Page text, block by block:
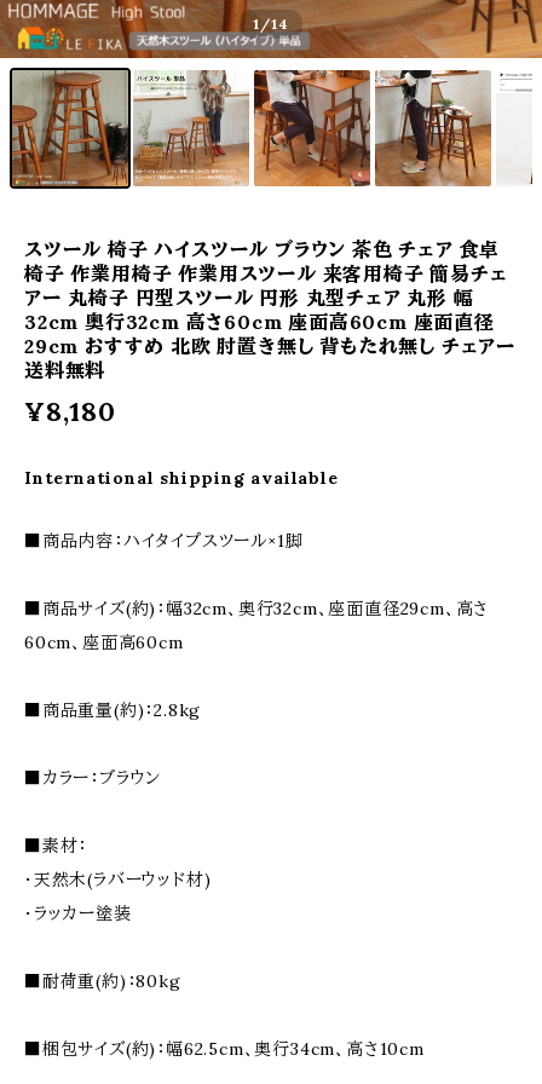
1/14
スツール 椅子 ハイスツール ブラウン 茶色 チェア 食卓
椅子 作業用椅子 作業用スツール 来客用椅子 簡易チェ
アー 丸椅子 円型スツール 円形 丸型チェア 丸形 幅
32cm 奥行32cm 高さ60cm 座面高60cm 座面直径
29cm おすすめ 北欧 肘置き無し 背もたれ無し チェアー
送料無料
¥8,180
International shipping available
■商品内容：ハイタイプスツール×1脚
■商品サイズ(約)：幅32cm、奥行32cm、座面直径29cm、高さ
60cm、座面高60cm
■商品重量(約)：2.8kg
■カラー：ブラウン
■素材：
・天然木(ラバーウッド材)
・ラッカー塗装
■耐荷重(約)：80kg
■梱包サイズ(約)：幅62.5cm、奥行34cm、高さ10cm